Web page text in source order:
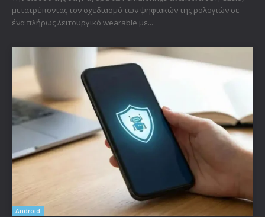
μετατρέποντας τον σχεδιασμό των ψηφιακών της ρολογιών σε
ένα πλήρως λειτουργικό wearable με...
Android